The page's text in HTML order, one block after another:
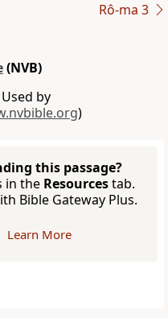
Rô-ma 3
(NVB)
by
)
this passage?
in the Resourcestab.
Bible Gateway Plus.
Learn More